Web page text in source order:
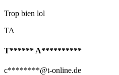
Trop bien lol
TA
T****** A**********
c********@t-online.de